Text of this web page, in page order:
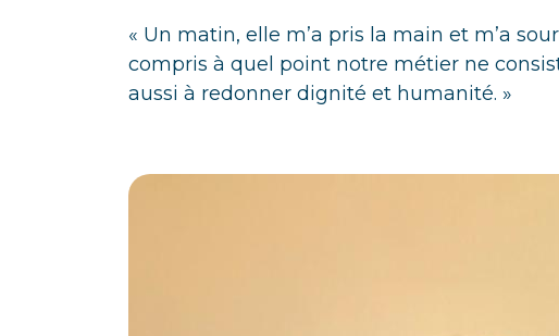
« Un matin, elle m’a pris la main et m’a
compris à quel point notre métier ne
aussi à redonner dignité et humanité. »